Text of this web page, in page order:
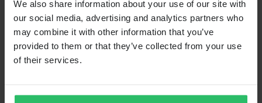
We also share information about your use of our site with
our social media, advertising and analytics partners who
may combine it with other information that you’ve
provided to them or that they’ve collected from your use
of their services.
Niet op voorraad
€ 39,99
Oorspronkelijk: € 45,90